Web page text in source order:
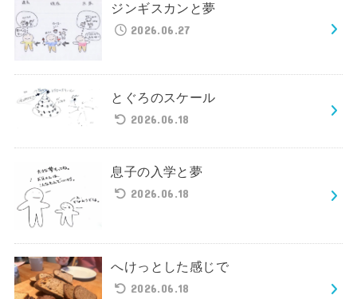
ジンギスカンと夢
2026.06.27
とぐろのスケール
2026.06.18
息子の入学と夢
2026.06.18
へけっとした感じで
2026.06.18